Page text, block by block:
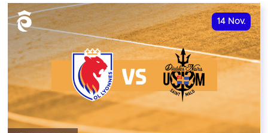
14 Nov.